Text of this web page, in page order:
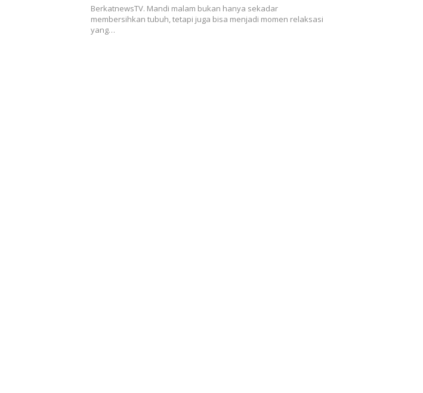
BerkatnewsTV. Mandi malam bukan hanya sekadar
membersihkan tubuh, tetapi juga bisa menjadi momen relaksasi
yang…